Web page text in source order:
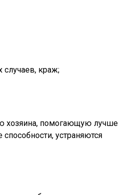
случаев, краж;
хозяина, помогающую лучше
устраняются